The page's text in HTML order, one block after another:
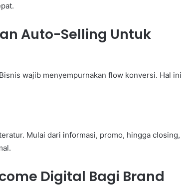
Auto-Selling Untuk
wajib menyempurnakan flow konversi. Hal ini
Mulai dari informasi, promo, hingga closing,
Digital Bagi Brand